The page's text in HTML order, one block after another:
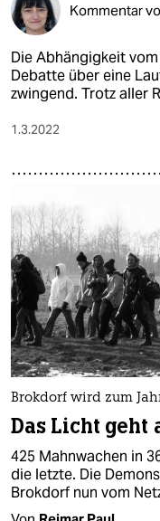
Kommentar
Die Abhängigkeit
Debatte über eine
zwingend. Trotz aller
1.3.2022
Brokdorf wird zum
Das Licht geht
425 Mahnwachen in
die letzte. Die
Brokdorf nun vom